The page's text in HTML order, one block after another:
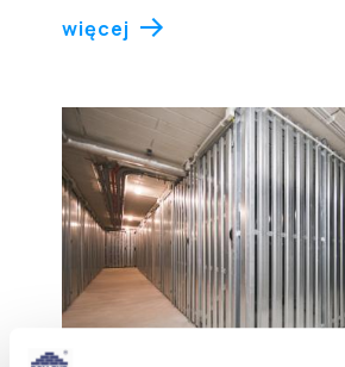
więcej